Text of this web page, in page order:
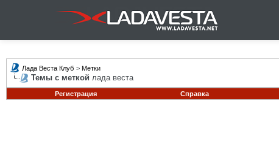
Лада Веста Клуб > Метки
Темы с меткой лада веста
Регистрация
Справка